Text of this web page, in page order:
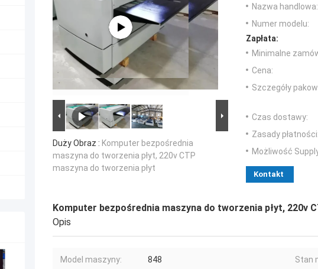
Duży Obraz : Komputer bezpośrednia
maszyna do tworzenia płyt, 220v CTP
maszyna do tworzenia płyt
Nazwa handlowa:
Numer modelu:
Zapłata:
Minimalne
Cena:
Szczegóły
Czas dostawy:
Zasady płatności:
Możliwość
Kontakt
Komputer bezpośrednia maszyna do tworzenia płyt, 220v
Opis
Model maszyny: 848 Stan